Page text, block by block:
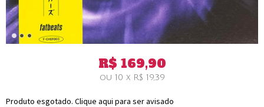
R$ 169,90
ou 10 x R$ 19,39
Produto esgotado. Clique aqui para ser avisado